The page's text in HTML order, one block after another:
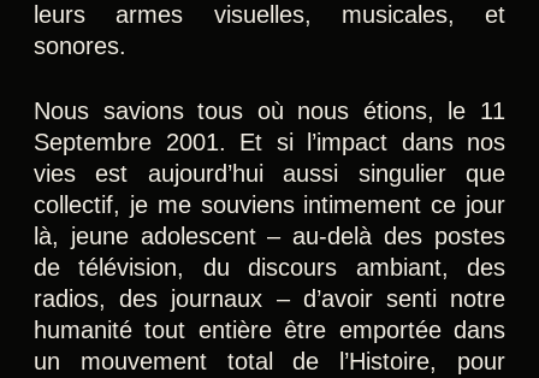
leurs armes visuelles, musicales, et
sonores.
Nous savions tous où nous étions, le 11
Septembre 2001. Et si l’impact dans nos
vies est aujourd’hui aussi singulier que
collectif, je me souviens intimement ce jour
là, jeune adolescent – au-delà des postes
de télévision, du discours ambiant, des
radios, des journaux – d’avoir senti notre
humanité tout entière être emportée dans
un mouvement total de l’Histoire, pour